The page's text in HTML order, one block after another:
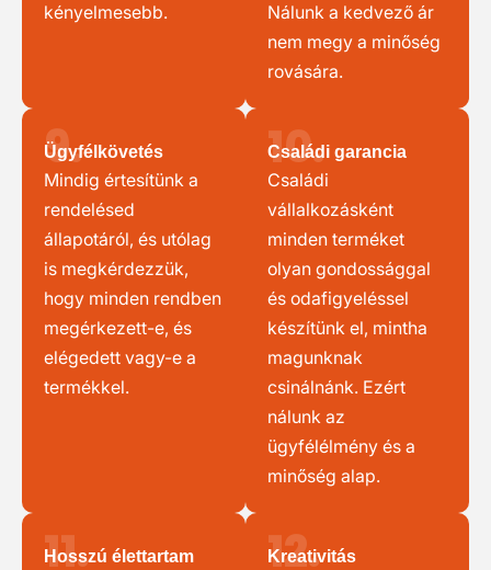
kényelmesebb.
Nálunk a kedvező ár
nem megy a minőség
rovására.
9.
Ügyfélkövetés
Mindig értesítünk a
rendelésed
állapotáról, és utólag
is megkérdezzük,
hogy minden rendben
megérkezett-e, és
elégedett vagy-e a
termékkel.
10.
Családi garancia
Családi
vállalkozásként
minden terméket
olyan gondossággal
és odafigyeléssel
készítünk el, mintha
magunknak
csinálnánk. Ezért
nálunk az
ügyfélélmény és a
minőség alap.
11.
Hosszú élettartam 12.
Kreativitás